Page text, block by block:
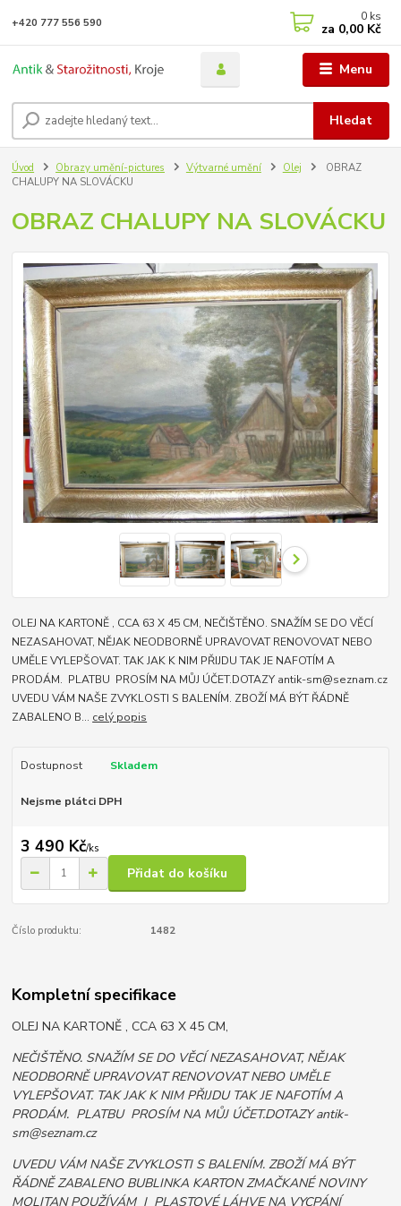
Menu
Hledat
+420 777 556 590 0 ks
za 0,00 Kč
Úvod Obrazy umění-pictures Výtvarné umění Olej
OBRAZ
CHALUPY NA SLOVÁCKU
OBRAZ CHALUPY NA SLOVÁCKU
OLEJ NA KARTONĚ , CCA 63 X 45 CM, NEČIŠTĚNO. SNAŽÍM SE DO VĚCÍ
NEZASAHOVAT, NĚJAK NEODBORNĚ UPRAVOVAT RENOVOVAT NEBO
UMĚLE VYLEPŠOVAT. TAK JAK K NIM PŘIJDU TAK JE NAFOTÍM A
PRODÁM. PLATBU PROSÍM NA MŮJ ÚČET.DOTAZY antik-sm@seznam.cz
UVEDU VÁM NAŠE ZVYKLOSTI S BALENÍM. ZBOŽÍ MÁ BÝT ŘÁDNĚ
ZABALENO B... celý popis
Dostupnost Skladem
Nejsme plátci DPH
3 490 Kč/ks
Přidat do košíku
Číslo produktu: 1482
Kompletní specifikace
OLEJ NA KARTONĚ , CCA 63 X 45 CM,
NEČIŠTĚNO. SNAŽÍM SE DO VĚCÍ NEZASAHOVAT, NĚJAK
NEODBORNĚ UPRAVOVAT RENOVOVAT NEBO UMĚLE
VYLEPŠOVAT. TAK JAK K NIM PŘIJDU TAK JE NAFOTÍM A
PRODÁM. PLATBU PROSÍM NA MŮJ ÚČET.DOTAZY antik-
sm@seznam.cz
UVEDU VÁM NAŠE ZVYKLOSTI S BALENÍM. ZBOŽÍ MÁ BÝT
ŘÁDNĚ ZABALENO BUBLINKA KARTON ZMAČKANÉ NOVINY
MOLITAN POUŽÍVÁM I PLASTOVÉ LÁHVE NA VYCPÁNÍ